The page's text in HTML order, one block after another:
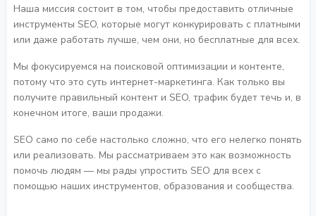
Наша миссия состоит в том, чтобы предоставить отличные
инструменты SEO, которые могут конкурировать с платными
или даже работать лучше, чем они, но бесплатные для всех.
Мы фокусируемся на поисковой оптимизации и контенте,
потому что это суть интернет-маркетинга. Как только вы
получите правильный контент и SEO, трафик будет течь и, в
конечном итоге, ваши продажи.
SEO само по себе настолько сложно, что его нелегко понять
или реализовать. Мы рассматриваем это как возможность
помочь людям — мы рады упростить SEO для всех с
помощью наших инструментов, образования и сообщества.